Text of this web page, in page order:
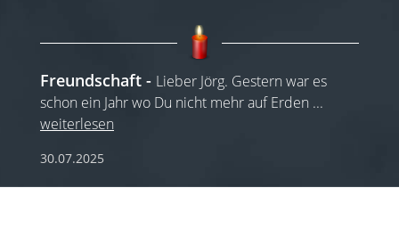
Freundschaft
Lieber Jörg. Gestern war es
schon ein Jahr wo Du nicht mehr auf Erden ...
weiterlesen
30.07.2025